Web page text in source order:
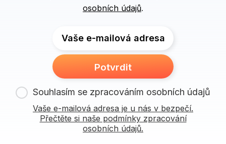
osobních údajů.
Vaše e-mailová adresa
Potvrdit
Souhlasím se zpracováním osobních údajů
Vaše e-mailová adresa je u nás v bezpečí.
Přečtěte si naše podmínky zpracování
osobních údajů.